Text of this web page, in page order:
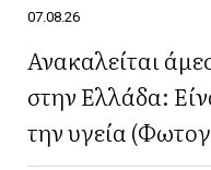
07.08.26
Ανακαλείται
στην Ελλάδα:
την υγεία